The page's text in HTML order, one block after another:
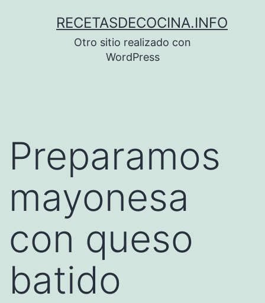
RECETASDECOCINA.INFO
Otro sitio realizado con
WordPress
Preparamos
mayonesa
con queso
batido